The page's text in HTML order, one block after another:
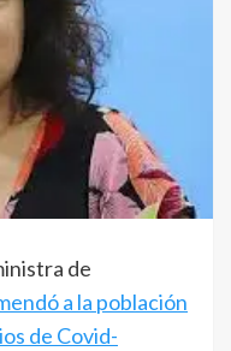
de
a la población
de Covid-